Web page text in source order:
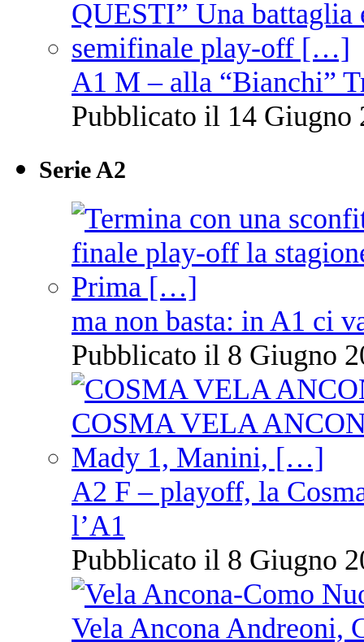
A1 M – alla “Bianchi”
Pubblicato il 14 Giugno
Serie A2
ma non basta: in A1 ci
Pubblicato il 8 Giugno
A2 F – playoff, la
l’A1
Pubblicato il 8 Giugno